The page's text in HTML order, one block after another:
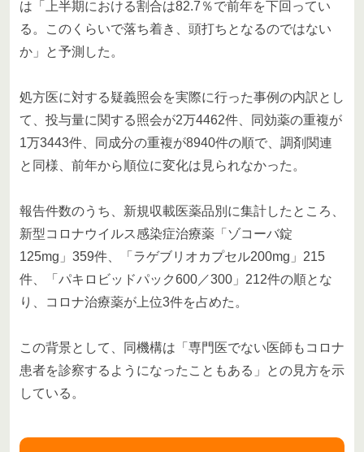
は「上半期における割合は82.7％で前年を下回ってい
る。このくらいで落ち着き、頭打ちとなるのではない
か」と予測した。
処方医に対する疑義照会を実際に行った事例の内訳とし
て、投与量に関する照会が2万4462件、同効薬の重複が
1万3443件、同成分の重複が8940件の順で、調剤関連
と同様、前年から順位に変化は見られなかった。
報告件数のうち、新規収載医薬品別に集計したところ、
新型コロナウイルス感染症治療薬「ゾコーバ錠
125mg」359件、「ラゲブリオカプセル200mg」215
件、「パキロビッドパック600／300」212件の順とな
り、コロナ治療薬が上位3件を占めた。
この背景として、同機構は「専門医でない医師もコロナ
患者を診察するようになったこともある」との見方を示
している。